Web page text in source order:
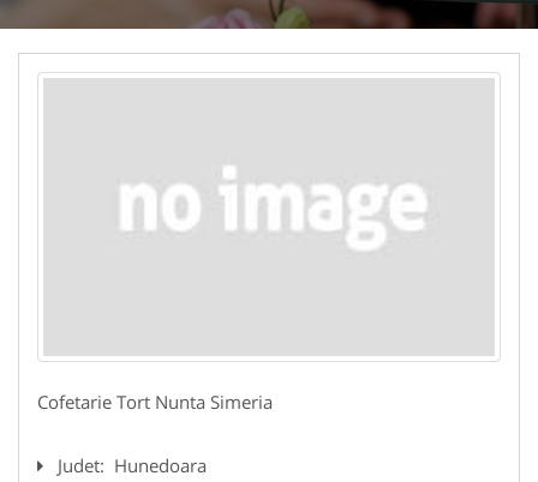
Cofetarie Tort Nunta Simeria
Judet: Hunedoara